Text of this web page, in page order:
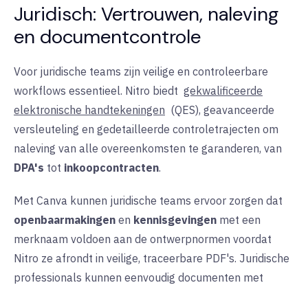
Juridisch: Vertrouwen, naleving
en documentcontrole
Voor juridische teams zijn veilige en controleerbare
workflows essentieel. Nitro biedt gekwalificeerde
elektronische handtekeningen (QES), geavanceerde
versleuteling en gedetailleerde controletrajecten om
naleving van alle overeenkomsten te garanderen, van
DPA's tot inkoopcontracten.
Met Canva kunnen juridische teams ervoor zorgen dat
openbaarmakingen en kennisgevingen met een
merknaam voldoen aan de ontwerpnormen voordat
Nitro ze afrondt in veilige, traceerbare PDF's. Juridische
professionals kunnen eenvoudig documenten met